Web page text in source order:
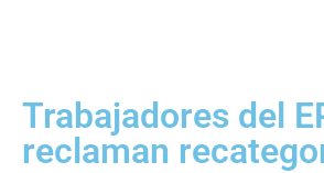
Trabajadores del
reclaman